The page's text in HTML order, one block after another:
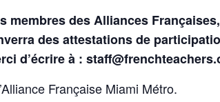
des Alliances
des attestations de
d’écrire à :
Française Miami Métro.